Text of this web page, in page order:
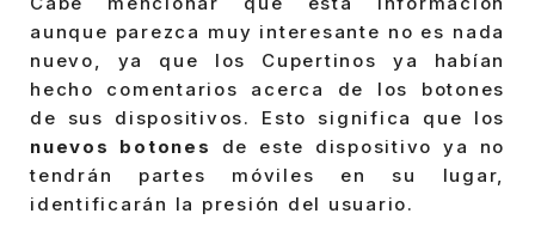
aunque parezca muy interesante no es nada
nuevo, ya que los Cupertinos ya habían
hecho comentarios acerca de los botones
de sus dispositivos. Esto significa que los
nuevos botones
de este dispositivo ya no
tendrán partes móviles en su lugar,
identificarán la presión del usuario.